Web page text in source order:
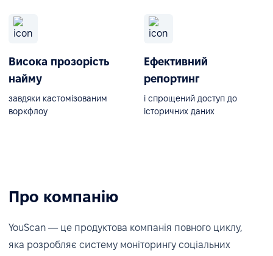
Висока прозорість
найму
завдяки кастомізованим
воркфлоу
Ефективний
репортинг
і спрощений доступ до
історичних даних
Про компанію
YouScan — це продуктова компанія повного циклу,
яка розробляє систему моніторингу соціальних